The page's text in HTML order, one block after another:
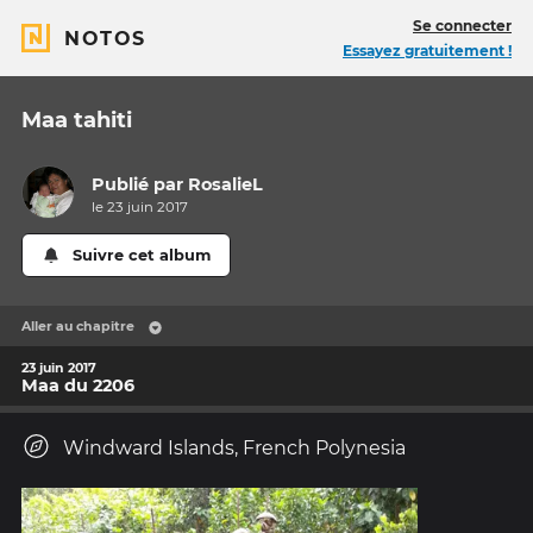
NOTOS
Se connecter
Essayez gratuitement !
Maa tahiti
Publié par RosalieL
le 23 juin 2017
Suivre cet album
Aller au chapitre
23 juin 2017
Maa du 2206
Windward Islands, French Polynesia